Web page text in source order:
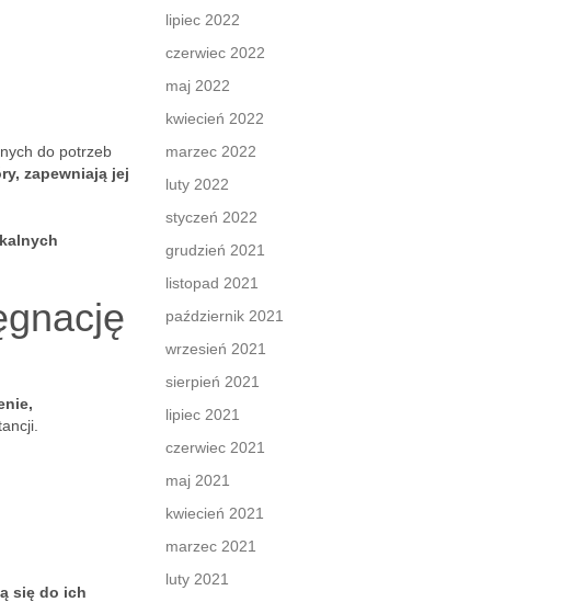
do potrzeb
zapewniają jej
się do ich
lipiec 2022
czerwiec 2022
maj 2022
kwiecień 2022
marzec 2022
luty 2022
styczeń 2022
grudzień 2021
listopad 2021
październik 2021
wrzesień 2021
sierpień 2021
lipiec 2021
czerwiec 2021
maj 2021
kwiecień 2021
marzec 2021
luty 2021